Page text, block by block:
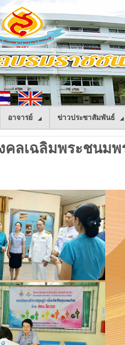
อาจารย์ ข่าวประชาสัมพันธ์
ลเฉลิมพระชนมพ